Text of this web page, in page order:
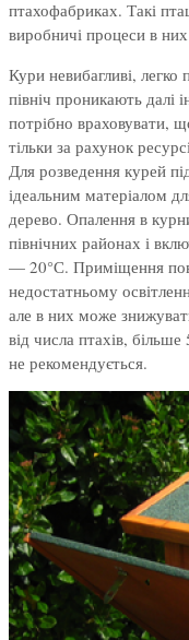
птахофабриках. Такі
виробничі процеси в
Кури невибагливі, легко
північ проникають далі
потрібно враховувати,
тільки за рахунок
Для розведення курей
ідеальним матеріалом
дерево. Опалення в
північних районах і
— 20°С. Приміщення
недостатньому
але в них може
від числа птахів,
не рекомендується.